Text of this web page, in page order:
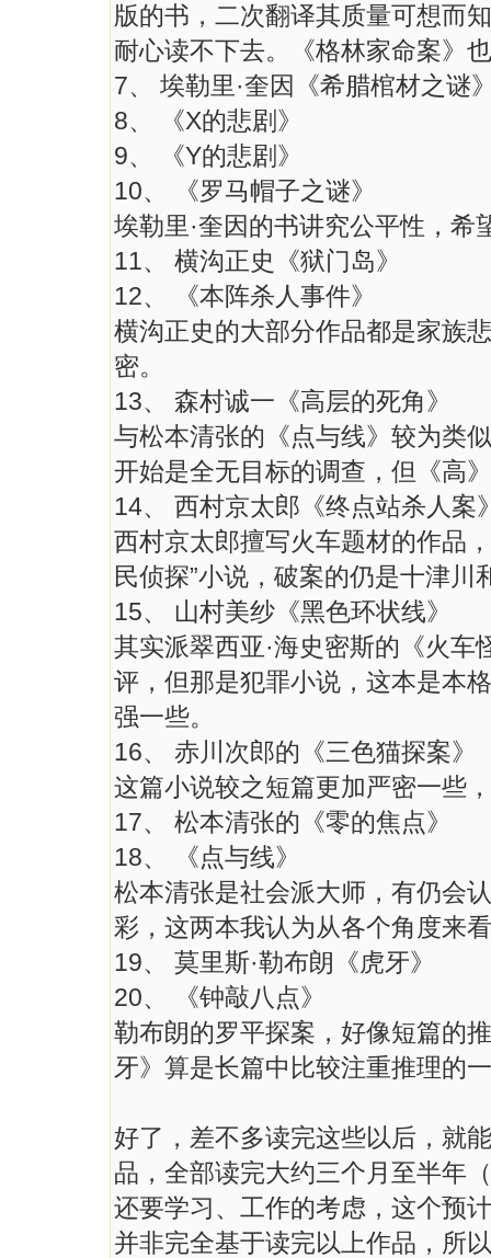
版的书，二次翻译其质量可想而
耐心读不下去。《格林家命案》
7、 埃勒里·奎因《希腊棺材之谜
8、 《X的悲剧》
9、 《Y的悲剧》
10、 《罗马帽子之谜》
埃勒里·奎因的书讲究公平性，
11、 横沟正史《狱门岛》
12、 《本阵杀人事件》
横沟正史的大部分作品都是家族
密。
13、 森村诚一《高层的死角》
与松本清张的《点与线》较为类
开始是全无目标的调查，但《高
14、 西村京太郎《终点站杀人案
西村京太郎擅写火车题材的作品
民侦探”小说，破案的仍是十津川
15、 山村美纱《黑色环状线》
其实派翠西亚·海史密斯的《火
评，但那是犯罪小说，这本是本
强一些。
16、 赤川次郎的《三色猫探案》
这篇小说较之短篇更加严密一些
17、 松本清张的《零的焦点》
18、 《点与线》
松本清张是社会派大师，有仍会
彩，这两本我认为从各个角度来
19、 莫里斯·勒布朗《虎牙》
20、 《钟敲八点》
勒布朗的罗平探案，好像短篇的
牙》算是长篇中比较注重推理的
好了，差不多读完这些以后，就
品，全部读完大约三个月至半年
还要学习、工作的考虑，这个预
并非完全基于读完以上作品，所